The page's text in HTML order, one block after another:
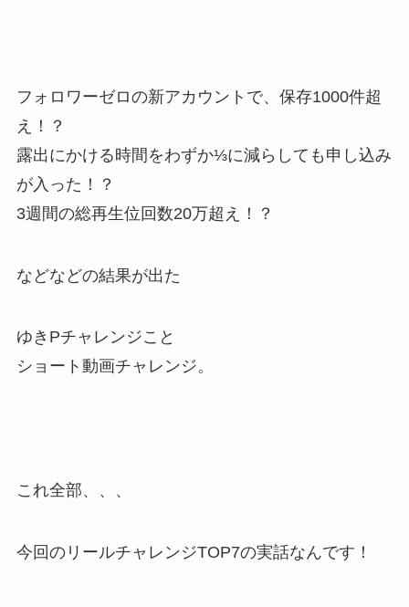
フォロワーゼロの新アカウントで、保存1000件超
え！？
露出にかける時間をわずか⅓に減らしても申し込み
が入った！？
3週間の総再生位回数20万超え！？
などなどの結果が出た
ゆきPチャレンジこと
ショート動画チャレンジ。
これ全部、、、
今回のリールチャレンジTOP7の実話なんです！